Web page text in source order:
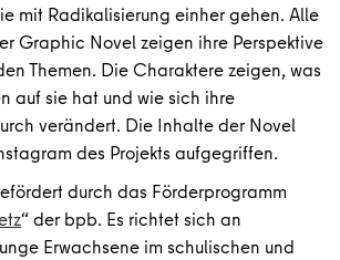
mit Radikalisierung einher gehen. Alle
Graphic Novel zeigen ihre Perspektive
Themen. Die Charaktere zeigen, was
auf sie hat und wie sich ihre
verändert. Die Inhalte der Novel
des Projekts aufgegriffen.
durch das Förderprogramm
“ der bpb. Es richtet sich an
Erwachsene im schulischen und